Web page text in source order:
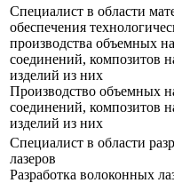
Специалист в области
обеспечения
производства объемных
соединений, композитов
изделий из них
Производство объемных
соединений, композитов
изделий из них
Специалист в области
лазеров
Разработка волоконных